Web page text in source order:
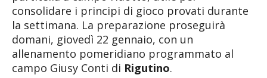
consolidare i principi di gioco provati durante
la settimana. La preparazione proseguirà
domani, giovedì 22 gennaio, con un
allenamento pomeridiano programmato al
campo Giusy Conti di Rigutino.